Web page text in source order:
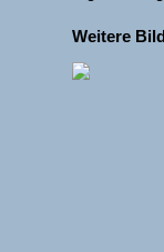
Weitere